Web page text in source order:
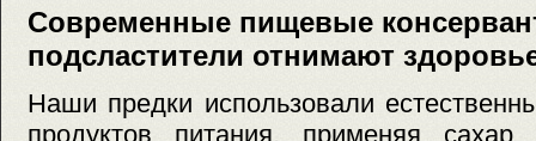
Современные пищевые
подсластители отнимают
Наши предки использовали
продуктов питания, применяя